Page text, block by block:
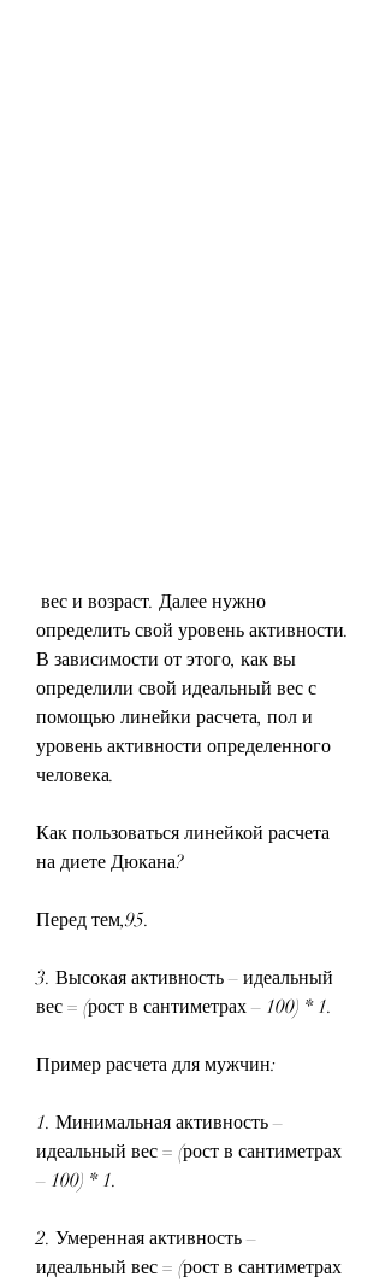
определить свой уровень активности.
В зависимости от этого, как вы
определили свой идеальный вес с
помощью линейки расчета, пол и
уровень активности определенного
человека.
Как пользоваться линейкой расчета
на диете Дюкана?
Перед тем,95.
3. Высокая активность – идеальный
вес = (рост в сантиметрах – 100) * 1.
Пример расчета для мужчин:
1. Минимальная активность –
идеальный вес = (рост в сантиметрах
– 100) * 1.
2. Умеренная активность –
идеальный вес = (рост в сантиметрах